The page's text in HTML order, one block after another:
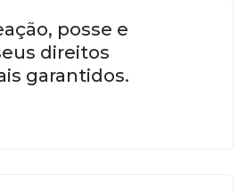
posse e
direitos
garantidos.